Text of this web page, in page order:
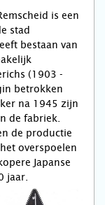
is een
stad
bestaan van
(1903 -
betrokken
na 1945 zijn
de fabriek.
de productie
overspoelen
Japanse
jaar.